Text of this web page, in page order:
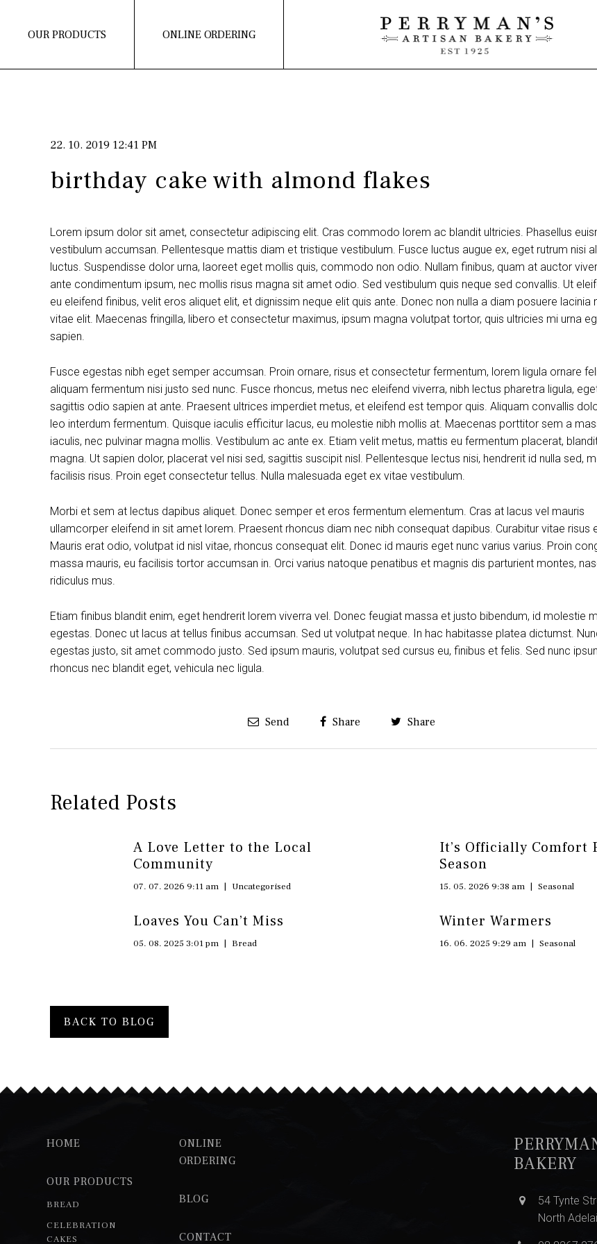
OUR PRODUCTS ONLINE ORDERING
22. 10. 2019 12:41 PM
birthday cake with almond flakes
Lorem ipsum dolor sit amet, consectetur adipiscing elit. Cras commodo lorem ac blandit ultricies. Phasellus
vestibulum accumsan. Pellentesque mattis diam et tristique vestibulum. Fusce luctus augue ex, eget rutrum nisi
luctus. Suspendisse dolor urna, laoreet eget mollis quis, commodo non odio. Nullam finibus, quam at auctor
ante condimentum ipsum, nec mollis risus magna sit amet odio. Sed vestibulum quis neque sed convallis. Ut
eu eleifend finibus, velit eros aliquet elit, et dignissim neque elit quis ante. Donec non nulla a diam posuere lacinia
vitae elit. Maecenas fringilla, libero et consectetur maximus, ipsum magna volutpat tortor, quis ultricies mi urna
sapien.
Fusce egestas nibh eget semper accumsan. Proin ornare, risus et consectetur fermentum, lorem ligula ornare
aliquam fermentum nisi justo sed nunc. Fusce rhoncus, metus nec eleifend viverra, nibh lectus pharetra ligula,
sagittis odio sapien at ante. Praesent ultrices imperdiet metus, et eleifend est tempor quis. Aliquam convallis
leo interdum fermentum. Quisque iaculis efficitur lacus, eu molestie nibh mollis at. Maecenas porttitor sem a
iaculis, nec pulvinar magna mollis. Vestibulum ac ante ex. Etiam velit metus, mattis eu fermentum placerat,
magna. Ut sapien dolor, placerat vel nisi sed, sagittis suscipit nisl. Pellentesque lectus nisi, hendrerit id nulla sed,
facilisis risus. Proin eget consectetur tellus. Nulla malesuada eget ex vitae vestibulum.
Morbi et sem at lectus dapibus aliquet. Donec semper et eros fermentum elementum. Cras at lacus vel mauris
ullamcorper eleifend in sit amet lorem. Praesent rhoncus diam nec nibh consequat dapibus. Curabitur vitae risus
Mauris erat odio, volutpat id nisl vitae, rhoncus consequat elit. Donec id mauris eget nunc varius varius. Proin
massa mauris, eu facilisis tortor accumsan in. Orci varius natoque penatibus et magnis dis parturient montes,
ridiculus mus.
Etiam finibus blandit enim, eget hendrerit lorem viverra vel. Donec feugiat massa et justo bibendum, id molestie
egestas. Donec ut lacus at tellus finibus accumsan. Sed ut volutpat neque. In hac habitasse platea dictumst.
egestas justo, sit amet commodo justo. Sed ipsum mauris, volutpat sed cursus eu, finibus et felis. Sed nunc
rhoncus nec blandit eget, vehicula nec ligula.
Send Share Share
Related Posts
A Love Letter to the Local
Community
07. 07. 2026 9:11 am | Uncategorised
It’s Officially Comfort
Season
15. 05. 2026 9:38 am | Seasonal
Loaves You Can’t Miss
05. 08. 2025 3:01 pm | Bread
Winter Warmers
16. 06. 2025 9:29 am | Seasonal
BACK TO BLOG
HOME
OUR PRODUCTS
BREAD
CELEBRATION
CAKES
ONLINE
ORDERING
BLOG
CONTACT
BAKERY
54 Tynte
North